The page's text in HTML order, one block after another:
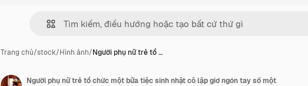
Trang chủ/stock/Hình ảnh/Người phụ nữ trẻ tổ …
Người phụ nữ trẻ tổ chức một bữa tiệc sinh nhật cô lập giơ ngón tay số một